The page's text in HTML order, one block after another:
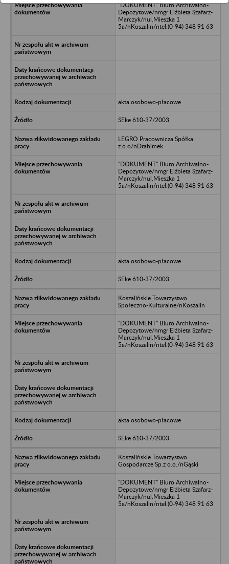
"DOKUMENT" Biuro Archiwalno-
Depozytowe/nmgr Elżbieta Szafarz-
Marczyk/nul.Mieszka 1
5a/nKoszalin/ntel.(0-94) 348 91 63
akta osobowo-płacowe
SEke 610-37/2003
LEGRO Pracownicza Spółka
z.o.o/nDrahimek
"DOKUMENT" Biuro Archiwalno-
Depozytowe/nmgr Elżbieta Szafarz-
Marczyk/nul.Mieszka 1
5a/nKoszalin/ntel.(0-94) 348 91 63
akta osobowo-płacowe
SEke 610-37/2003
Koszalińskie Towarzystwo
Społeczno-Kulturalne/nKoszalin
"DOKUMENT" Biuro Archiwalno-
Depozytowe/nmgr Elżbieta Szafarz-
Marczyk/nul.Mieszka 1
5a/nKoszalin/ntel.(0-94) 348 91 63
akta osobowo-płacowe
SEke 610-37/2003
Koszalińskie Towarzystwo
Gospodarcze Sp.z o.o./nGąski
"DOKUMENT" Biuro Archiwalno-
Depozytowe/nmgr Elżbieta Szafarz-
Marczyk/nul.Mieszka 1
5a/nKoszalin/ntel.(0-94) 348 91 63